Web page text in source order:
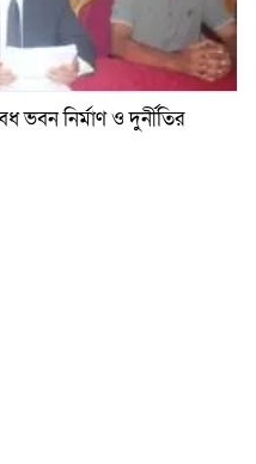
ভবন নির্মাণ ও দুর্নীতির